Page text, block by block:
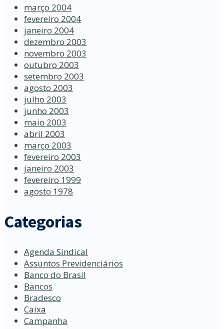
março 2004
fevereiro 2004
janeiro 2004
dezembro 2003
novembro 2003
outubro 2003
setembro 2003
agosto 2003
julho 2003
junho 2003
maio 2003
abril 2003
março 2003
fevereiro 2003
janeiro 2003
fevereiro 1999
agosto 1978
Categorias
Agenda Sindical
Assuntos Previdenciários
Banco do Brasil
Bancos
Bradesco
Caixa
Campanha